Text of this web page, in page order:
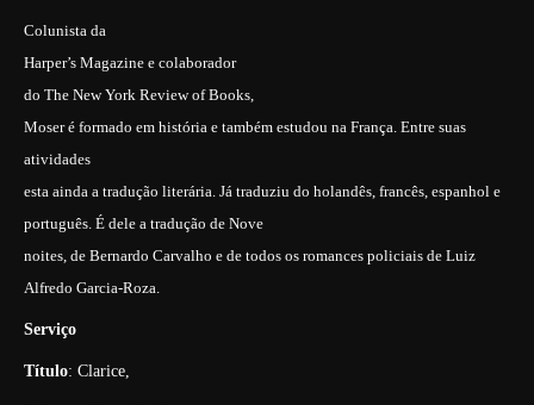
Colunista da
Harper’s Magazine e colaborador
do The New York Review of Books,
Moser é formado em história e também estudou na França. Entre suas
atividades
esta ainda a tradução literária. Já traduziu do holandês, francês, espanhol e
português. É dele a tradução de Nove
noites, de Bernardo Carvalho e de todos os romances policiais de Luiz
Alfredo Garcia-Roza.
Serviço
Título: Clarice,